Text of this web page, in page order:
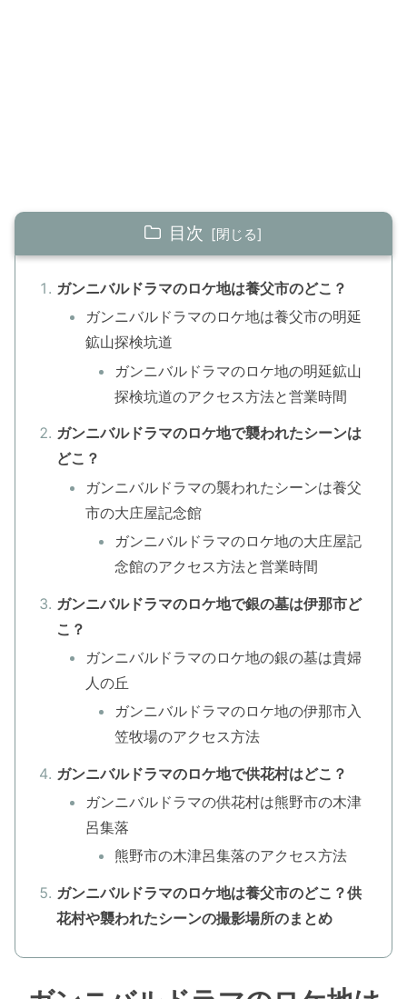
目次
ガンニバルドラマのロケ地は養父市のどこ？
ガンニバルドラマのロケ地は養父市の明延
鉱山探検坑道
ガンニバルドラマのロケ地の明延鉱山
探検坑道のアクセス方法と営業時間
ガンニバルドラマのロケ地で襲われたシーンは
どこ？
ガンニバルドラマの襲われたシーンは養父
市の大庄屋記念館
ガンニバルドラマのロケ地の大庄屋記
念館のアクセス方法と営業時間
ガンニバルドラマのロケ地で銀の墓は伊那市ど
こ？
ガンニバルドラマのロケ地の銀の墓は貴婦
人の丘
ガンニバルドラマのロケ地の伊那市入
笠牧場のアクセス方法
ガンニバルドラマのロケ地で供花村はどこ？
ガンニバルドラマの供花村は熊野市の木津
呂集落
熊野市の木津呂集落のアクセス方法
ガンニバルドラマのロケ地は養父市のどこ？供
花村や襲われたシーンの撮影場所のまとめ